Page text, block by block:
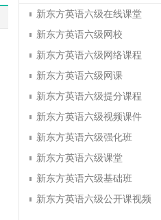
新东方英语六级在线课堂
新东方英语六级网校
新东方英语六级网络课程
新东方英语六级网课
新东方英语六级提分课程
新东方英语六级视频课件
新东方英语六级强化班
新东方英语六级课堂
新东方英语六级基础班
新东方英语六级公开课视频